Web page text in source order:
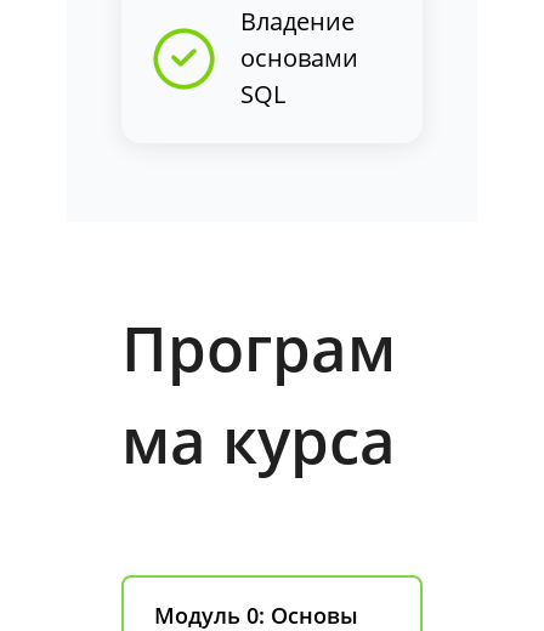
Владение
основами
SQL
Програм
ма курса
Модуль 0: Основы